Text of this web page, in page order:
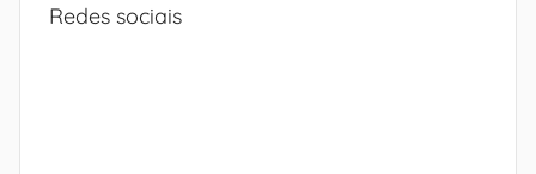
Redes sociais